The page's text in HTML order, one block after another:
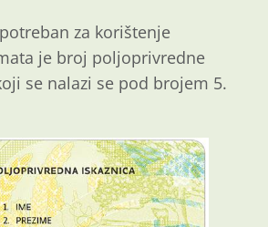
za korištenje
je broj poljoprivredne
se nalazi se pod brojem 5.